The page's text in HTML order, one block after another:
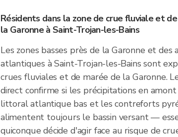
Résidents dans la zone de crue fluviale et
la Garonne à Saint-Trojan-les-Bains
Les zones basses près de la Garonne et des
atlantiques à Saint-Trojan-les-Bains sont
crues fluviales et de marée de la Garonne.
direct confirme si les précipitations en
littoral atlantique bas et les contreforts
alimentent toujours le bassin versant —
quiconque décide d'agir face au risque de